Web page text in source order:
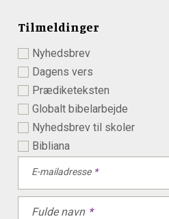
Tilmeldinger
Nyhedsbrev
Dagens vers
Prædiketeksten
Globalt bibelarbejde
Nyhedsbrev til skoler
Bibliana
E-mailadresse
Fulde navn